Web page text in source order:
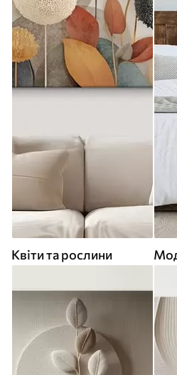
Квіти та рослини